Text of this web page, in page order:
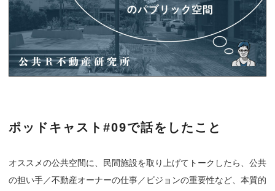
ポッドキャスト#09で話をしたこと
オススメの公共空間に、民間施設を取り上げてトークしたら、公共
の担い手／不動産オーナーの仕事／ビジョンの重要性など、本質的